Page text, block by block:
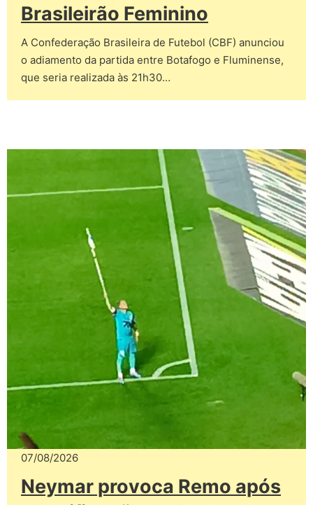
Brasileirão Feminino
A Confederação Brasileira de Futebol (CBF) anunciou
o adiamento da partida entre Botafogo e Fluminense,
que seria realizada às 21h30…
07/08/2026
Neymar provoca Remo após